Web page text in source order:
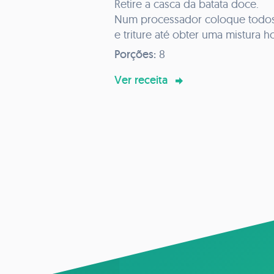
Retire a casca da batata doce.
Num processador coloque
e triture até obter uma mistura
Coloque no forno a 180ºC por
Pode polvilhar com cacau por
cacau cru se desejar.
Porções: 8
Ver receita